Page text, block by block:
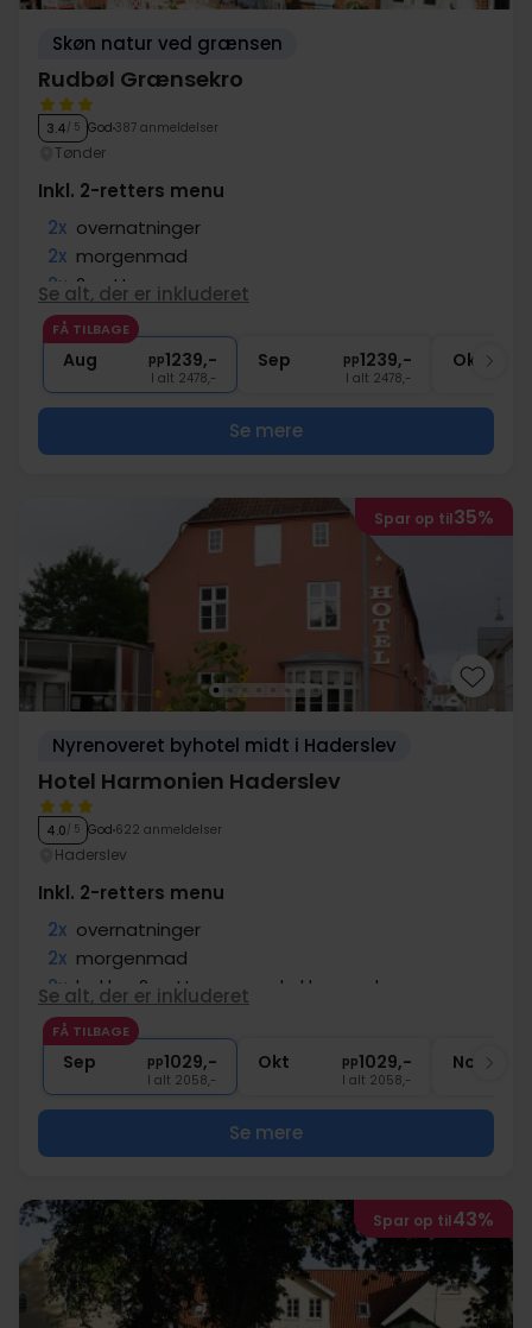
Skøn natur ved grænsen
Rudbøl Grænsekro
3.4/ 5 God 387 anmeldelser
Tønder
Inkl. 2-retters menu
2x overnatninger
2x morgenmad
2x 2-retters menu
∞ Gratis parkering
∞ Gratis internet
Se alt, der er inkluderet
FÅ TILBAGE
Aug pp1239,-
I alt 2478,-
Sep pp1239,-
I alt 2478,-
Okt
Se mere
Spar op til35%
Nyrenoveret byhotel midt i Haderslev
Hotel Harmonien Haderslev
4.0/ 5 God 622 anmeldelser
Haderslev
Inkl. 2-retters menu
2x overnatninger
2x morgenmad
2x lækker 2-retters menu kokkens valg
1x 1 velkomstdrink
∞ Gratis internet og parkering
Se alt, der er inkluderet
FÅ TILBAGE
Sep pp1029,-
I alt 2058,-
Okt pp1029,-
I alt 2058,-
Nov
Se mere
Spar op til43%